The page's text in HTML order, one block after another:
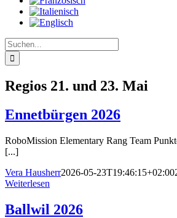
Suche
nach:
Regios 21. und 23. Mai
Ennetbürgen 2026
RoboMission Elementary Rang Team
[...]
Vera Hausherr2026-05-23T19:46:15+02:00
Weiterlesen
Ballwil 2026